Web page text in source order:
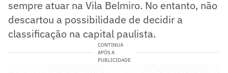
sempre atuar na Vila Belmiro. No entanto, não
descartou a possibilidade de decidir a
classificação na capital paulista.
CONTINUA
APÓS A
PUBLICIDADE